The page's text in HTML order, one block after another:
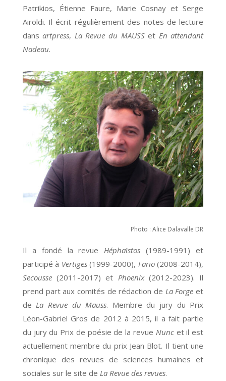
Patrikios, Étienne Faure, Marie Cosnay et Serge
Airoldi. Il écrit régulièrement des notes de lecture
dansartpress, La Revue du MAUSSet En attendant
Nadeau.
Photo : Alice Dalavalle DR
Il a fondé la revue Héphaïstos (1989-1991) et
participé à Vertiges(1999-2000), Fario(2008-2014),
Secousse(2011-2017) et Phoenix(2012-2023). Il
prend part aux comités de rédaction de La Forge et
de La Revue du Mauss. Membre du jury du Prix
Léon-Gabriel Gros de 2012 à 2015, il a fait partie
du jury du Prix de poésie de la revue Nuncet il est
actuellement membre du prix Jean Blot. Il tient une
chronique des revues de sciences humaines et
sociales sur le site de La Revue des revues.